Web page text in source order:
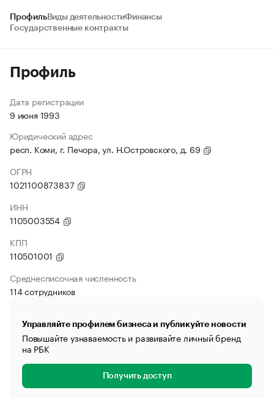
ПрофильВиды деятельностиФинансы
Государственные контракты
Профиль
Дата регистрации
9 июня 1993
Юридический адрес
респ. Коми, г. Печора, ул. Н.Островского, д. 69
ОГРН
1021100873837
ИНН
1105003554
КПП
110501001
Среднесписочная численность
114 сотрудников
Управляйте профилем бизнеса и публикуйте новости
Повышайте узнаваемость и развивайте личный бренд
на РБК
Получить доступ